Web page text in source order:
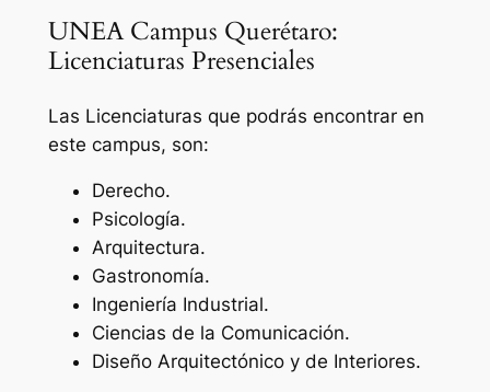
UNEA Campus Querétaro:
Licenciaturas Presenciales
Las Licenciaturas que podrás encontrar en
este campus, son:
Derecho.
Psicología.
Arquitectura.
Gastronomía.
Ingeniería Industrial.
Ciencias de la Comunicación.
Diseño Arquitectónico y de Interiores.